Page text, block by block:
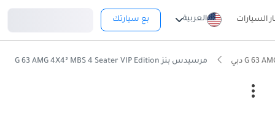
السيارات العربية بع سيارتك
مرسيدس بنز G 63 AMG 4X4² MBS 4 Seater VIP Edition